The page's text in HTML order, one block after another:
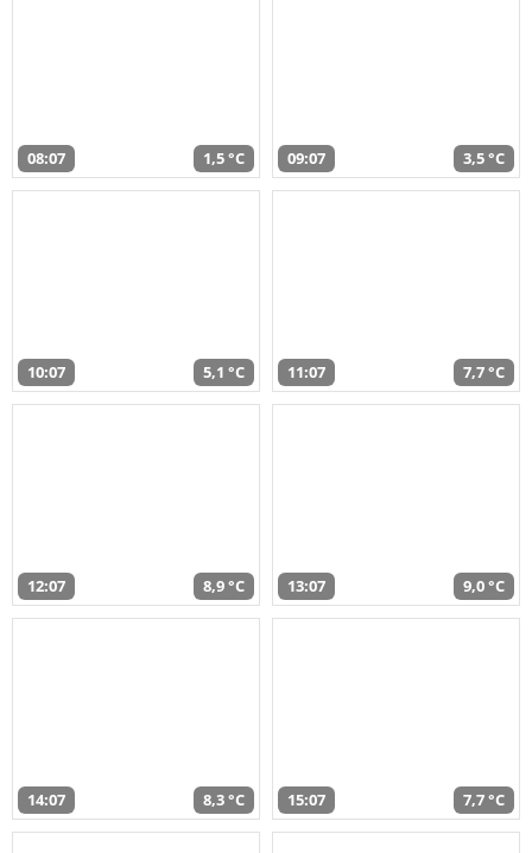
08:07 1,5 °C 09:07 3,5 °C
10:07 5,1 °C 11:07 7,7 °C
12:07 8,9 °C 13:07 9,0 °C
14:07 8,3 °C 15:07 7,7 °C